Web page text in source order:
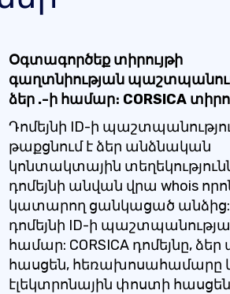
Օգտագործեք տիրույթի
գաղտնիության
ձեր .-ի համար։ CORSICA
Դոմեյնի ID-ի
թաքցնում է ձեր անձնական
կոնտակտային
դոմեյնի անվան վրա whois
կատարող ցանկացած
դոմեյնի ID-ի
համար: CORSICA դոմեյնը, ձեր
հասցեն, հեռախոսահամարը
էլեկտրոնային փոստի հասցեն